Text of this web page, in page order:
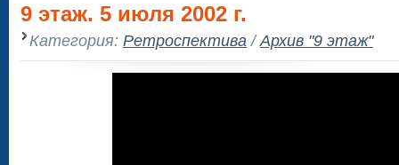
9 этаж. 5 июля 2002 г.
Категория: Ретроспектива /Архив "9 этаж"